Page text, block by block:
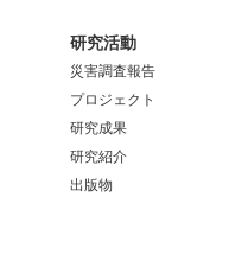
研究活動
災害調査報告
プロジェクト
研究成果
研究紹介
出版物